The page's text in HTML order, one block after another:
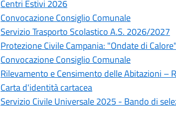
Centri Estivi 2026
Convocazione Consiglio Comunale
Servizio Trasporto Scolastico A.S. 2026/2027
Protezione Civile Campania: "Ondate di Calore"
Convocazione Consiglio Comunale
Rilevamento e Censimento delle Abitazioni –
Carta d'identità cartacea
Servizio Civile Universale 2025 - Bando di